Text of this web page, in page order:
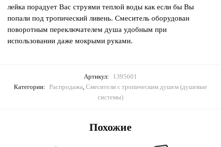
лейка порадует Вас струями теплой воды как если бы Вы
попали под тропический ливень. Смеситель оборудован
поворотным переключателем душа удобным при
использовании даже мокрыми руками.
Артикул:
1395601
Категории: Распродажа, Смесители с тропическим душем (душевые
системы)
Похожие